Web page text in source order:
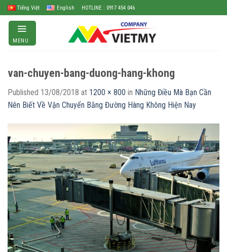
Skip
to
content
Tiếng Việt English HOTLINE : 0917 454 046
MENU
van-chuyen-bang-duong-hang-khong
Published 13/08/2018 at 1200 × 800 in Những Điều Mà Bạn Cần
Nên Biết Về Vận Chuyển Bằng Đường Hàng Không Hiện Nay